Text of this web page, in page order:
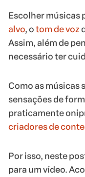
Escolher músicas
alvo, otom de voz
Assim, além de
necessário ter
Como as músicas
sensações de
praticamente
criadores de
Por isso, neste
para um vídeo.